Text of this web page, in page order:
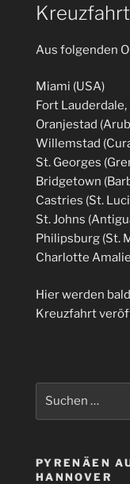
Kreuzfahrt
Aus folgenden
Miami (USA)
Fort Lauderdale,
Oranjestad
Willemstad
St. Georges
Bridgetown
Castries (St.
St. Johns
Philipsburg (St.
Charlotte
Hier werden
Kreuzfahrt
PYRENÄEN
HANNOVER